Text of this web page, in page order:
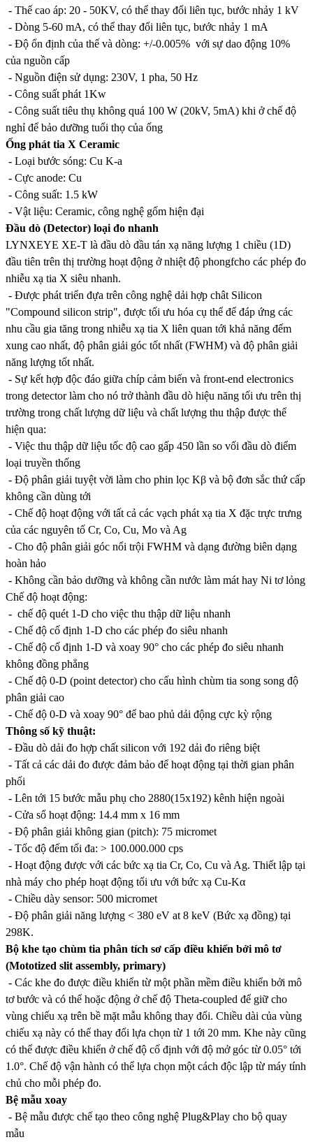
- Thế cao áp: 20 - 50KV, có thể thay đổi liên tục, bước nhảy 1 kV
- Dòng 5-60 mA, có thể thay đổi liên tục, bước nhảy 1 mA
- Độ ổn định của thế và dòng: +/-0.005% với sự dao động 10%
của nguồn cấp
- Nguồn điện sử dụng: 230V, 1 pha, 50 Hz
- Công suất phát 1Kw
- Công suất tiêu thụ không quá 100 W (20kV, 5mA) khi ở chế độ
nghỉ để bảo dưỡng tuổi thọ của ống
Ống phát tia X Ceramic
- Loại bước sóng: Cu K-a
- Cực anode: Cu
- Công suất: 1.5 kW
- Vật liệu: Ceramic, công nghệ gốm hiện đại
Đầu dò (Detector) loại đo nhanh
LYNXEYE XE-T là đầu dò đầu tán xạ năng lượng 1 chiều (1D)
đầu tiên trên thị trường hoạt động ở nhiệt độ phongfcho các phép đo
nhiễu xạ tia X siêu nhanh.
- Được phát triển đựa trên công nghệ dải hợp chât Silicon
"Compound silicon strip", được tối ưu hóa cụ thể để đáp ứng các
nhu cầu gia tăng trong nhiễu xạ tia X liên quan tới khả năng đếm
xung cao nhất, độ phân giải góc tốt nhất (FWHM) và độ phân giải
năng lượng tốt nhất.
- Sự kết hợp độc đáo giữa chíp cảm biến và front-end electronics
trong detector làm cho nó trở thành đầu dò hiệu năng tối ưu trên thị
trường trong chất lượng dữ liệu và chất lượng thu thập được thể
hiện qua:
- Việc thu thập dữ liệu tốc độ cao gấp 450 lần so vối đầu dò điểm
loại truyền thống
- Độ phân giải tuyệt vời làm cho phin lọc Kβ và bộ đơn sắc thứ cấp
không cần dùng tới
- Chế độ hoạt động với tất cả các vạch phát xạ tia X đặc trực trưng
của các nguyên tố Cr, Co, Cu, Mo và Ag
- Cho độ phân giải góc nổi trội FWHM và dạng đường biên dạng
hoàn hảo
- Không cần bảo dưỡng và không cần nước làm mát hay Ni tơ lỏng
Chế độ hoạt động:
- chế độ quét 1-D cho việc thu thập dữ liệu nhanh
- Chế độ cố định 1-D cho các phép đo siêu nhanh
- Chế độ cố định 1-D và xoay 90° cho các phép đo siêu nhanh
không đồng phẳng
- Chế độ 0-D (point detector) cho cấu hình chùm tia song song độ
phân giải cao
- Chế độ 0-D và xoay 90° để bao phủ dải động cực kỳ rộng
Thông số kỹ thuật:
- Đầu dò dải đo hợp chất silicon với 192 dải đo riêng biệt
- Tất cả các dải đo được đảm bảo để hoạt động tại thời gian phân
phối
- Lên tới 15 bước mẫu phụ cho 2880(15x192) kênh hiện ngoài
- Cửa sổ hoạt động: 14.4 mm x 16 mm
- Độ phân giải không gian (pitch): 75 micromet
- Tốc độ đếm tối đa: > 100.000.000 cps
- Hoạt động được với các bức xạ tia Cr, Co, Cu và Ag. Thiết lập tại
nhà máy cho phép hoạt động tối ưu với bức xạ Cu-Kα
- Chiều dày sensor: 500 micromet
- Độ phân giải năng lượng < 380 eV at 8 keV (Bức xạ đồng) tại
298K.
Bộ khe tạo chùm tia phân tích sơ cấp điều khiển bởi mô tơ
(Mototized slit assembly, primary)
- Các khe đo được điều khiển từ một phần mềm điều khiển bởi mô
tơ bước và có thể hoặc động ở chế độ Theta-coupled để giữ cho
vùng chiếu xạ trên bề mặt mẫu không thay đổi. Chiều dài của vùng
chiếu xạ này có thể thay đổi lựa chọn từ 1 tới 20 mm. Khe này cũng
có thể được điều khiển ở chế độ cố định với độ mở góc từ 0.05° tới
1.0°. Chế độ vận hành có thể lựa chọn một cách độc lập từ máy tính
chủ cho mỗi phép đo.
Bệ mẫu xoay
- Bệ mẫu được chế tạo theo công nghệ Plug&Play cho bộ quay
mẫu